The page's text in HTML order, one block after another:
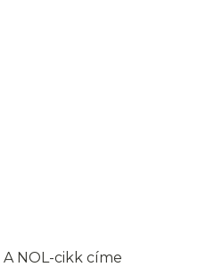
A NOL-cikk címe